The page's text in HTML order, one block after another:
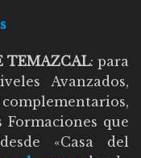
TEMAZCAL: para
Avanzados,
Formaciones que
«Casa del